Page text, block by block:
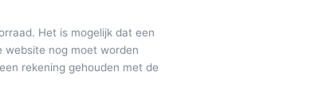
Het is mogelijk dat een
website nog moet worden
rekening gehouden met de